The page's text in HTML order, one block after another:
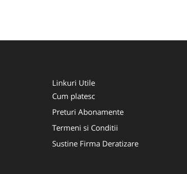
Linkuri Utile
Cum platesc
Preturi Abonamente
Termeni si Conditii
Sustine Firma Deratizare